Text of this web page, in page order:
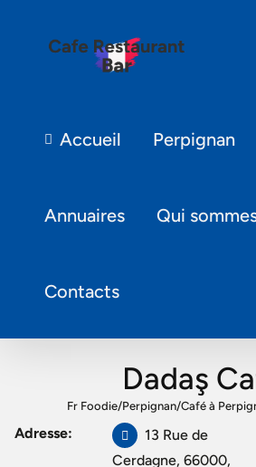
Accueil Perpignan
Annuaires Qui
Contacts
Dadaş
Fr Foodie/Perpignan/Café à
Adresse:
13 Rue de
Cerdagne, 66000,